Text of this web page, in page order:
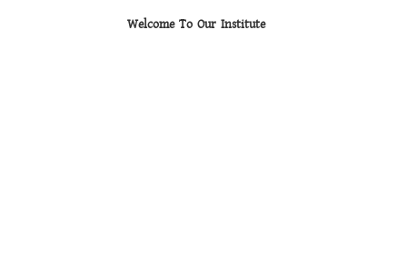
Welcome To Our Institute